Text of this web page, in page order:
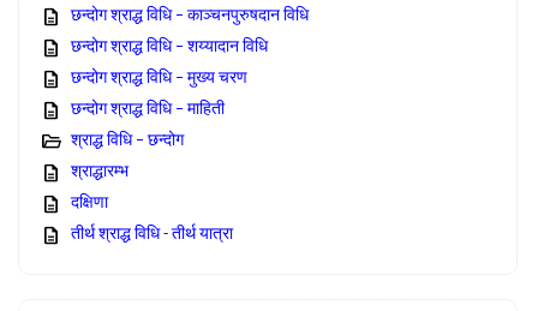
छन्दोग श्राद्ध विधि – काञ्चनपुरुषदान विधि
छन्दोग श्राद्ध विधि – शय्यादान विधि
छन्दोग श्राद्ध विधि – मुख्य चरण
छन्दोग श्राद्ध विधि – माहिती
श्राद्ध विधि – छन्दोग
श्राद्धारम्भ
दक्षिणा
तीर्थ श्राद्ध विधि - तीर्थ यात्रा